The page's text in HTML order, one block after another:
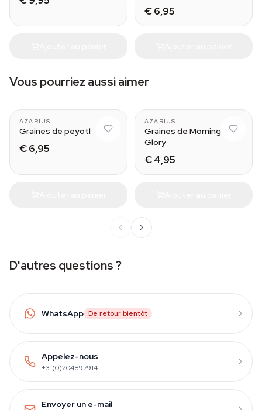
€ 6,95
Vous pourriez aussi aimer
AZARIUS
Graines de peyotl
€ 6,95
AZARIUS
Graines de Morning
Glory
€ 4,95
D'autres questions ?
WhatsApp De retour bientôt
Appelez-nous
+31(0)204897914
Envoyer un e-mail